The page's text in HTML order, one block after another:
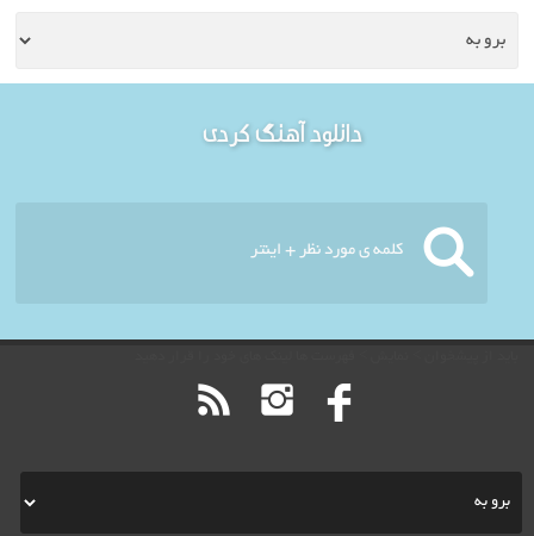
دانلود آهنگ کردی